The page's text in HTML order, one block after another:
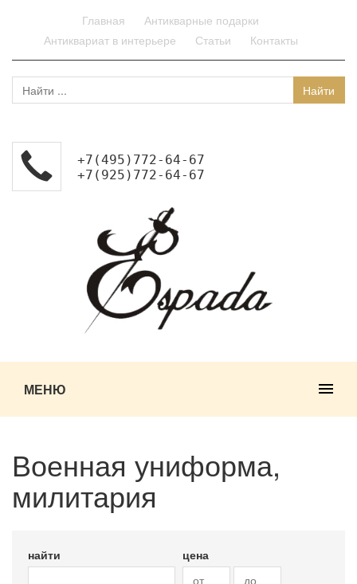
Главная
Антикварные подарки
Антиквариат в интерьере
Статьи Контакты
+7(495)772-64-67
+7(925)772-64-67
МЕНЮ
Военная униформа,
милитария
найти цена